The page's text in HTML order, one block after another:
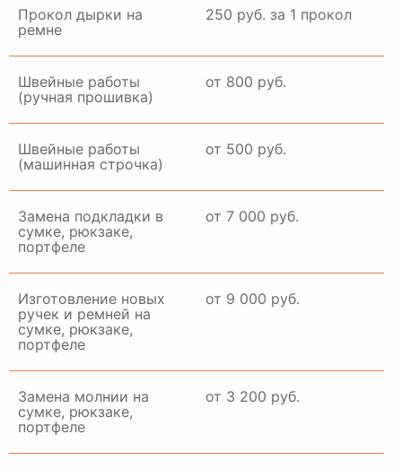
Прокол дырки на
ремне
250 руб. за 1 прокол
Швейные работы
(ручная прошивка)
от 800 руб.
Швейные работы
(машинная строчка)
от 500 руб.
Замена подкладки в
сумке, рюкзаке,
портфеле
от 7 000 руб.
Изготовление новых
ручек и ремней на
сумке, рюкзаке,
портфеле
от 9 000 руб.
Замена молнии на
сумке, рюкзаке,
портфеле
от 3 200 руб.